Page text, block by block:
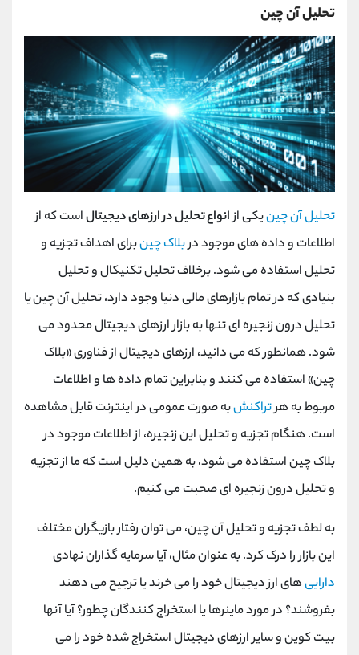
تحلیل آن چین
تحلیل آن چینیکی ازانواع تحلیل در ارزهای دیجیتالاست که از
اطلاعات و داده های موجود دربلاک چینبرای اهداف تجزیه و
تحلیل استفاده می شود. برخلاف تحلیل تکنیکال و تحلیل
بنیادی که در تمام بازارهای مالی دنیا وجود دارد، تحلیل آن چین یا
تحلیل درون زنجیره ای تنها به بازار ارزهای دیجیتال محدود می
شود. همانطور که می دانید، ارزهای دیجیتال از فناوری «بلاک
چین» استفاده می کنند و بنابراین تمام داده ها و اطلاعات
مربوط به هرتراکنشبه صورت عمومی در اینترنت قابل مشاهده
است. هنگام تجزیه و تحلیل این زنجیره، از اطلاعات موجود در
بلاک چین استفاده می شود، به همین دلیل است که ما از تجزیه
و تحلیل درون زنجیره ای صحبت می کنیم.
به لطف تجزیه و تحلیل آن چین، می توان رفتار بازیگران مختلف
این بازار را درک کرد. به عنوان مثال، آیا سرمایه گذاران نهادی
داراییهای ارز دیجیتال خود را می خرند یا ترجیح می دهند
بفروشند؟ در مورد ماینرها یا استخراج کنندگان چطور؟ آیا آنها
بیت کوین و سایر ارزهای دیجیتال استخراج شده خود را می